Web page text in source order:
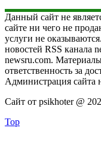
Данный сайт не
сайте ни чего не
услуги не
новостей RSS канала
newsru.com.
ответственность за
Администрация сайта
Сайт от psikhoter @
Top